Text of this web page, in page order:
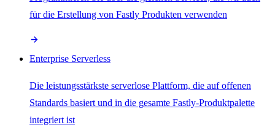
für die Erstellung von Fastly Produkten verwenden
Enterprise Serverless
Die leistungsstärkste serverlose Plattform, die auf offenen
Standards basiert und in die gesamte Fastly-Produktpalette
integriert ist